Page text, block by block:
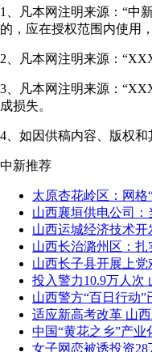
1、凡本网注明来源：“中
的，应在授权范围内使用
2、凡本网注明来源：
3、凡本网注明来源：
成损失。
4、如因供稿内容、版权和
中新推荐
太原杏花岭区：网格
山西襄垣供电公司：
山西运城经济技术
山西长治潞州区：
山西长子县开展上
投入警力10.9万人次
山西警方“百日行动”
适应新高考改革 山
中国“黄花之乡”产业
女子网恋被诱投资28